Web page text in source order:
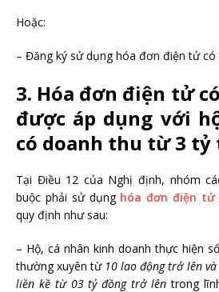
Hoặc:
– Đăng ký sử dụng hóa đơn điện tử
3. Hóa đơn điện tử
được áp dụng với
có doanh thu từ 3 tỷ
Tại Điều 12 của Nghị định, nhóm
buộc phải sử dụng hóa đơn điện
quy định như sau:
– Hộ, cá nhân kinh doanh thực hiện
thường xuyên từ 10 lao động trở lên
liền kề từ 03 tỷ đồng trở lêntrong